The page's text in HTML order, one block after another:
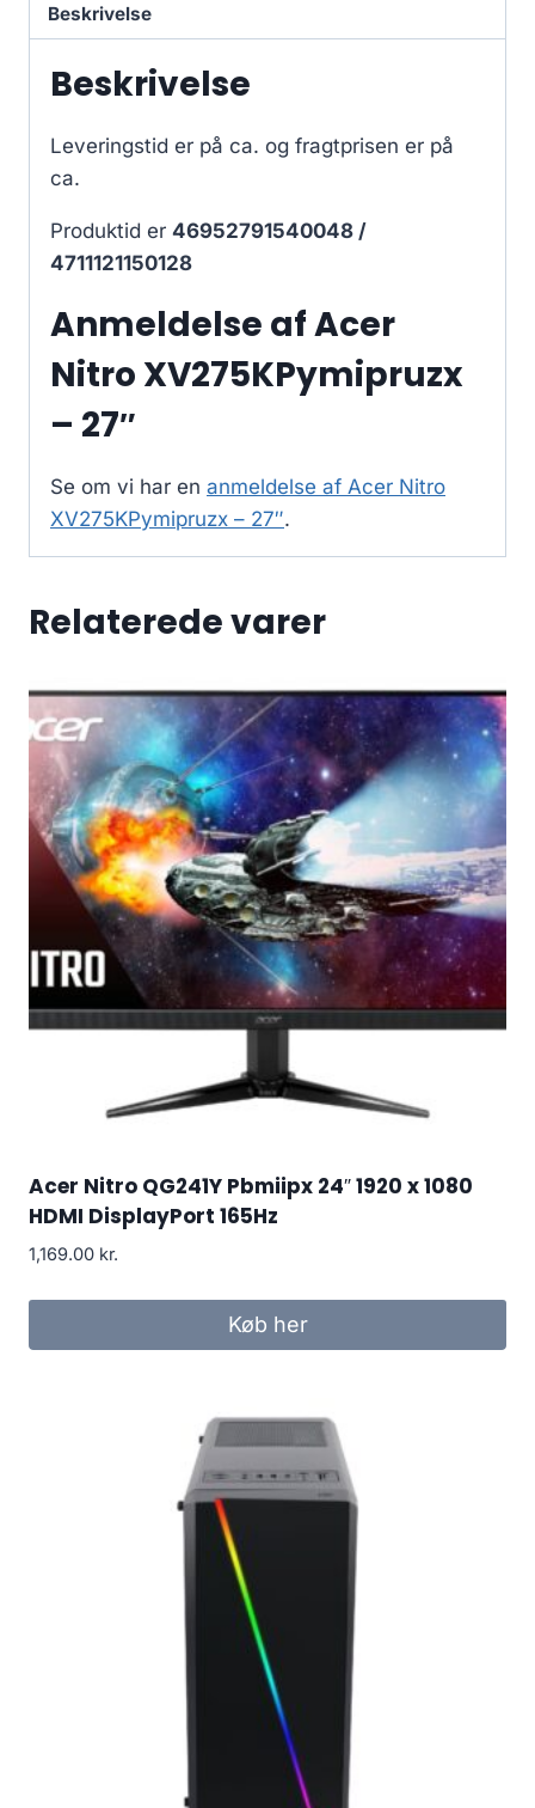
Beskrivelse
Beskrivelse
Leveringstid er på ca. og fragtprisen er på
ca.
Produktid er 46952791540048 /
4711121150128
Anmeldelse af Acer
Nitro XV275KPymipruzx
– 27″
Se om vi har en anmeldelse af Acer Nitro
XV275KPymipruzx – 27″.
Relaterede varer
Acer Nitro QG241Y Pbmiipx 24″ 1920 x 1080
HDMI DisplayPort 165Hz
1,169.00 kr.
Køb her